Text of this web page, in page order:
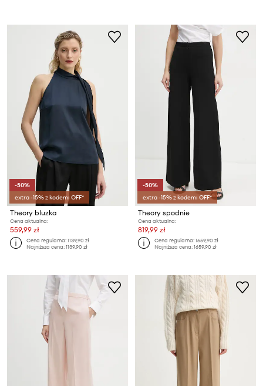
-50%
extra -15% z kodem: OFF*
Theory bluzka
Cena aktualna:
559,99 zł
Cena regularna:1139,90 zł
Najniższa cena:1139,90 zł
-50%
extra -15% z kodem: OFF*
Theory spodnie
Cena aktualna:
819,99 zł
Cena regularna:1659,90 zł
Najniższa cena:1659,90 zł